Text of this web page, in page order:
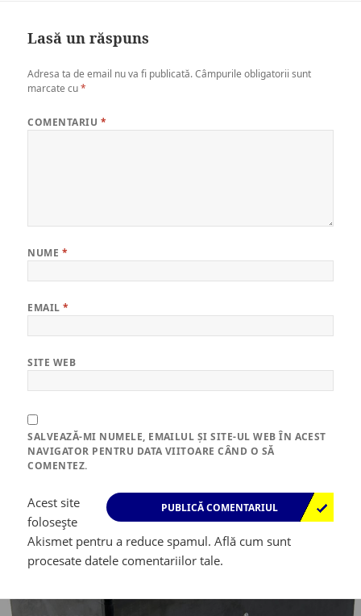
Lasă un răspuns
Adresa ta de email nu va fi publicată. Câmpurile obligatorii sunt
marcate cu*
COMENTARIU *
NUME *
EMAIL*
SITE WEB
SALVEAZĂ-MI NUMELE, EMAILUL ȘI SITE-UL WEB ÎN ACEST
NAVIGATOR PENTRU DATA VIITOARE CÂND O SĂ
COMENTEZ.
Acest site
folosește
Akismet pentru a reduce spamul.Află cum sunt
procesate datele comentariilor tale.
Navigare